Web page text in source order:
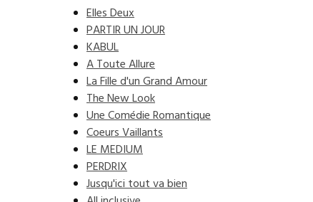
Elles Deux
PARTIR UN JOUR
KABUL
A Toute Allure
La Fille d'un Grand Amour
The New Look
Une Comédie Romantique
Coeurs Vaillants
LE MEDIUM
PERDRIX
Jusqu'ici tout va bien